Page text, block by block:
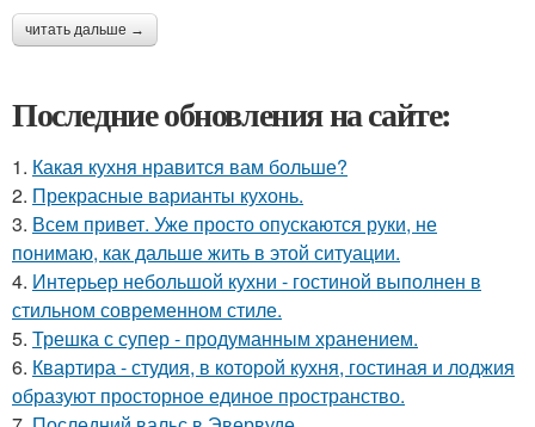
читать дальше →
Последние обновления на сайте:
1. Какая кухня нравится вам больше?
2. Прекрасные варианты кухонь.
3. Всем привет. Уже просто опускаются руки, не
понимаю, как дальше жить в этой ситуации.
4. Интерьер небольшой кухни - гостиной выполнен в
стильном современном стиле.
5. Трешка с супер - продуманным хранением.
6. Квартира - студия, в которой кухня, гостиная и лоджия
образуют просторное единое пространство.